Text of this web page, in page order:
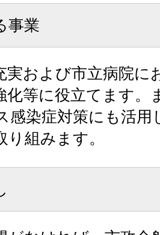
事業
実および市立病院に
化等に役立てます。
感染症対策にも活用
組みます。